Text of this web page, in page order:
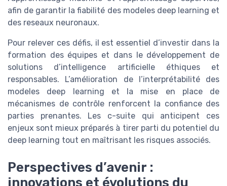
afin de garantir la fiabilité des modeles deep learning et
des reseaux neuronaux.
Pour relever ces défis, il est essentiel d’investir dans la
formation des équipes et dans le développement de
solutions d’intelligence artificielle éthiques et
responsables. L’amélioration de l’interprétabilité des
modeles deep learning et la mise en place de
mécanismes de contrôle renforcent la confiance des
parties prenantes. Les c-suite qui anticipent ces
enjeux sont mieux préparés à tirer parti du potentiel du
deep learning tout en maîtrisant les risques associés.
Perspectives d’avenir :
innovations et évolutions du